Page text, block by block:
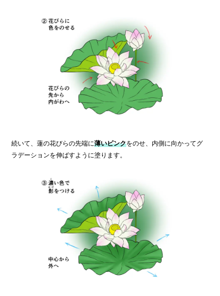
続いて、蓮の花びらの先端に薄いピンクをのせ、内側に向かってグ
ラデーションを伸ばすように塗ります。